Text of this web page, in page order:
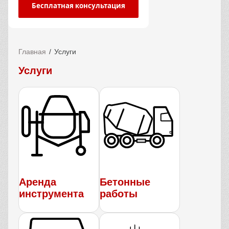
Бесплатная консультация
Главная Услуги
Услуги
Аренда
инструмента
Бетонные
работы